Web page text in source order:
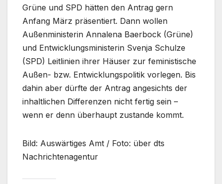
Grüne und SPD hätten den Antrag gern
Anfang März präsentiert. Dann wollen
Außenministerin Annalena Baerbock (Grüne)
und Entwicklungsministerin Svenja Schulze
(SPD) Leitlinien ihrer Häuser zur feministische
Außen- bzw. Entwicklungspolitik vorlegen. Bis
dahin aber dürfte der Antrag angesichts der
inhaltlichen Differenzen nicht fertig sein –
wenn er denn überhaupt zustande kommt.
Bild: Auswärtiges Amt / Foto: über dts
Nachrichtenagentur